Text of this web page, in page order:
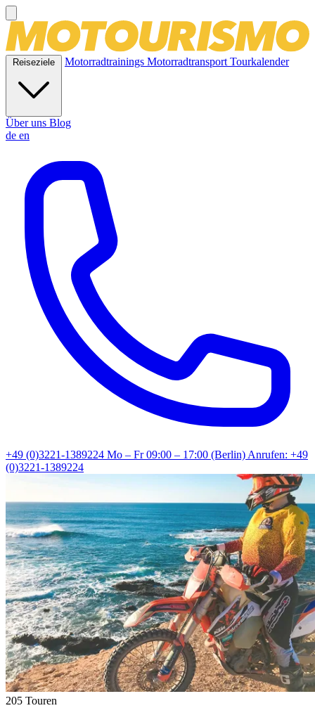
Reiseziele Motorradtrainings MotorradtransportTourkalender
Über uns Blog
de en
+49 (0)3221-1389224 Mo – Fr 09:00 – 17:00 (Berlin)Anrufen: +49
(0)3221-1389224
205 Touren